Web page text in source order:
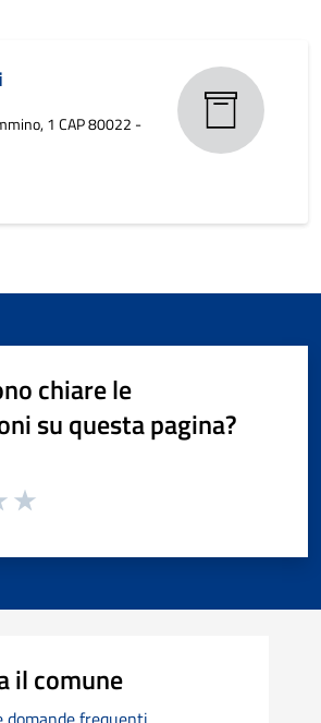
1 CAP 80022 -
chiare le
su questa pagina?
il comune